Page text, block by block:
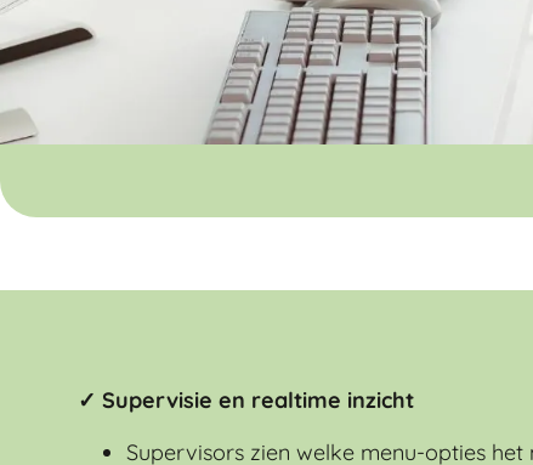
✓ Supervisie en realtime inzicht
Supervisors zien welke menu-opties